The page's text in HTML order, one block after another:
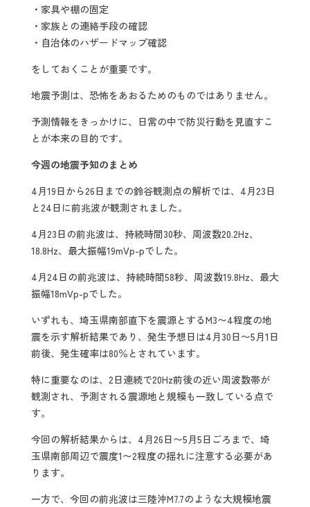
・家具や棚の固定
・家族との連絡手段の確認
・自治体のハザードマップ確認
をしておくことが重要です。
地震予測は、恐怖をあおるためのものではありません。
予測情報をきっかけに、日常の中で防災行動を見直すこ
とが本来の目的です。
今週の地震予知のまとめ
4月19日から26日までの鈴谷観測点の解析では、4月23日
と24日に前兆波が観測されました。
4月23日の前兆波は、持続時間30秒、周波数20.2Hz、
18.8Hz、最大振幅19mVp-pでした。
4月24日の前兆波は、持続時間58秒、周波数19.8Hz、最大
振幅18mVp-pでした。
いずれも、埼玉県南部直下を震源とするM3〜4程度の地
震を示す解析結果であり、発生予想日は4月30日〜5月1日
前後、発生確率は80％とされています。
特に重要なのは、2日連続で20Hz前後の近い周波数帯が
観測され、予測される震源地と規模も一致している点で
す。
今回の解析結果からは、4月26日〜5月5日ごろまで、埼
玉県南部周辺で震度1〜2程度の揺れに注意する必要があ
ります。
一方で、今回の前兆波は三陸沖M7.7のような大規模地震